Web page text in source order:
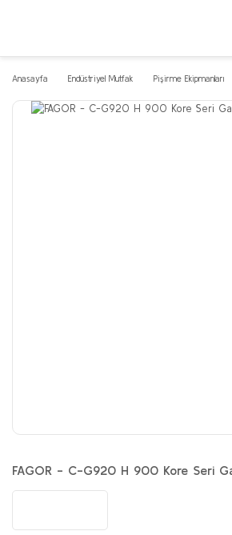
Anasayfa Endüstriyel Mutfak Pişirme Ekipmanları
FAGOR - C-G920 H 900 Kore Seri